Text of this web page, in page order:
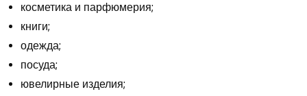
косметика и парфюмерия;
книги;
одежда;
посуда;
ювелирные изделия;